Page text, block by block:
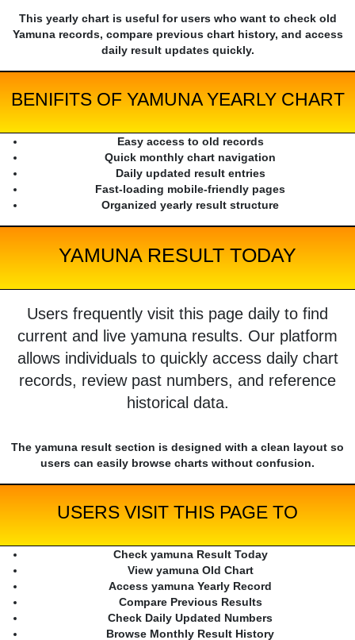
This yearly chart is useful for users who want to check old
Yamuna records, compare previous chart history, and access
daily result updates quickly.
BENIFITS OF YAMUNA YEARLY CHART
Easy access to old records
Quick monthly chart navigation
Daily updated result entries
Fast-loading mobile-friendly pages
Organized yearly result structure
YAMUNA RESULT TODAY
Users frequently visit this page daily to find
current and live yamuna results. Our platform
allows individuals to quickly access daily chart
records, review past numbers, and reference
historical data.
The yamuna result section is designed with a clean layout so
users can easily browse charts without confusion.
USERS VISIT THIS PAGE TO
Check yamuna Result Today
View yamuna Old Chart
Access yamuna Yearly Record
Compare Previous Results
Check Daily Updated Numbers
Browse Monthly Result History